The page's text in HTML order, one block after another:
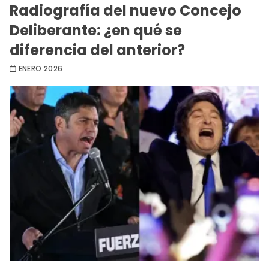
Radiografía del nuevo Concejo
Deliberante: ¿en qué se
diferencia del anterior?
ENERO 2026